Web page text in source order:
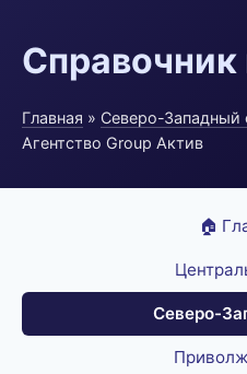
Главная » Северо-Западный
Агентство Group Актив
🏠
Северо-